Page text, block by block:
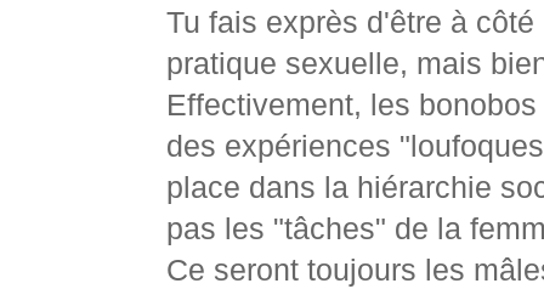
Tu fais exprès d'être à
pratique sexuelle, mais
Effectivement, les
des expériences
place dans la hiérarchie
pas les "tâches" de la
Ce seront toujours les